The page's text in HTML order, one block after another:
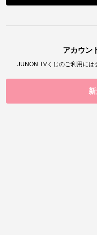
アカウン
JUNON TVくじのご利用には